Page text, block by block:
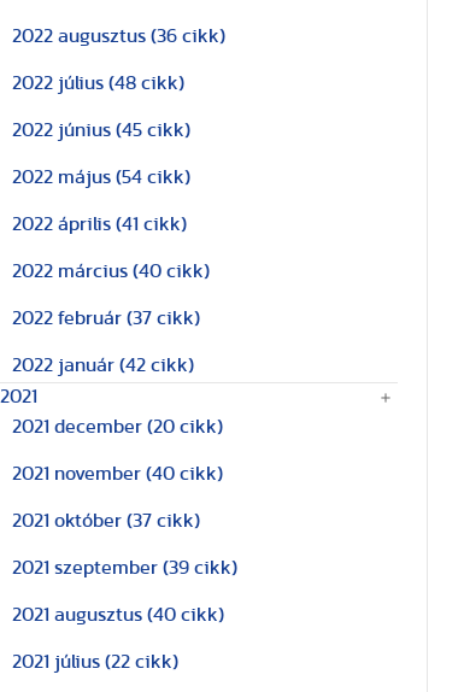
2022 augusztus (36 cikk)
2022 július (48 cikk)
2022 június (45 cikk)
2022 május (54 cikk)
2022 április (41 cikk)
2022 március (40 cikk)
2022 február (37 cikk)
2022 január (42 cikk)
2021
2021 december (20 cikk)
2021 november (40 cikk)
2021 október (37 cikk)
2021 szeptember (39 cikk)
2021 augusztus (40 cikk)
2021 július (22 cikk)